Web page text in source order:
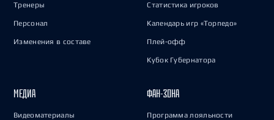
Тренеры
Персонал
Изменения в составе
Статистика игроков
Календарь игр «Торпедо»
Плей-офф
Кубок Губернатора
МЕДИА
Видеоматериалы
ФАН-ЗОНА
Программа лояльности